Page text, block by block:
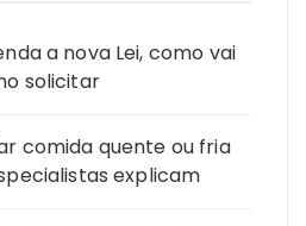
a nova Lei, como vai
solicitar
comida quente ou fria
explicam